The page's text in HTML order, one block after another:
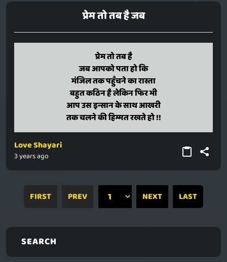
प्रेम तो तब है जब
प्रेम तो तब है
जब आपको पता हो कि
मंजिल तक पहुँचने का रास्ता
बहुत कठिन है लेकिन फिर भी
आप उस इन्सान के साथ आखरी
तक चलने की हिम्मत रखते हो !!
prem to tab hai
jab aapako pata ho ki
manjil tak pahunchane ka raasta
bahut kathin hai lekin fir bhi
aap us insaan ke saath aakhari
tak chalane ki himmat rakhate ho !!
Love Shayari
3 years ago
FIRST PREV NEXT LAST
SEARCH